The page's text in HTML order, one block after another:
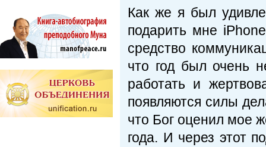
Как же я был
подарить мне
средство
что год был очень
работать и
появляются силы
что Бог оценил мое
года. И через этот